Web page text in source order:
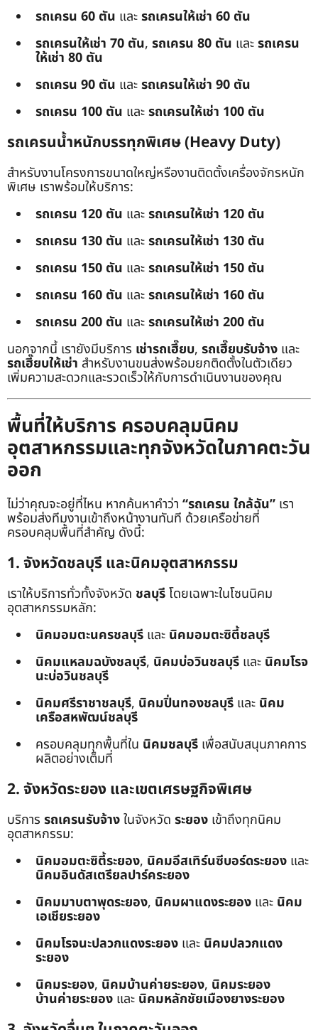
รถเครน 60 ตัน และรถเครนให้เช่า 60 ตัน
รถเครนให้เช่า 70 ตัน, รถเครน 80 ตัน และรถเครน
ให้เช่า 80 ตัน
รถเครน 90 ตัน และรถเครนให้เช่า 90 ตัน
รถเครน 100 ตัน และรถเครนให้เช่า 100 ตัน
รถเครนน้ำหนักบรรทุกพิเศษ (Heavy Duty)
สำหรับงานโครงการขนาดใหญ่หรืองานติดตั้งเครื่องจักรหนัก
พิเศษ เราพร้อมให้บริการ:
รถเครน 120 ตัน และรถเครนให้เช่า 120 ตัน
รถเครน 130 ตัน และรถเครนให้เช่า 130 ตัน
รถเครน 150 ตัน และรถเครนให้เช่า 150 ตัน
รถเครน 160 ตัน และรถเครนให้เช่า 160 ตัน
รถเครน 200 ตัน และรถเครนให้เช่า 200 ตัน
นอกจากนี้ เรายังมีบริการ เช่ารถเฮี๊ยบ, รถเฮี๊ยบรับจ้าง และ
รถเฮี๊ยบให้เช่า สำหรับงานขนส่งพร้อมยกติดตั้งในตัวเดียว
เพิ่มความสะดวกและรวดเร็วให้กับการดำเนินงานของคุณ
พื้นที่ให้บริการ ครอบคลุมนิคม
อุตสาหกรรมและทุกจังหวัดในภาคตะวัน
ออก
ไม่ว่าคุณจะอยู่ที่ไหน หากค้นหาคำว่า “รถเครน ใกล้ฉัน” เรา
พร้อมส่งทีมงานเข้าถึงหน้างานทันที ด้วยเครือข่ายที่
ครอบคลุมพื้นที่สำคัญ ดังนี้:
1. จังหวัดชลบุรี และนิคมอุตสาหกรรม
เราให้บริการทั่วทั้งจังหวัด ชลบุรีโดยเฉพาะในโซนนิคม
อุตสาหกรรมหลัก:
นิคมอมตะนครชลบุรี และ นิคมอมตะซิตี้ชลบุรี
นิคมแหลมฉบังชลบุรี, นิคมบ่อวินชลบุรี และ นิคมโรจ
นะบ่อวินชลบุรี
นิคมศรีราชาชลบุรี, นิคมปิ่นทองชลบุรี และ นิคม
เครือสหพัฒน์ชลบุรี
ครอบคลุมทุกพื้นที่ใน นิคมชลบุรี เพื่อสนับสนุนภาคการ
ผลิตอย่างเต็มที่
2. จังหวัดระยอง และเขตเศรษฐกิจพิเศษ
บริการ รถเครนรับจ้างในจังหวัด ระยอง เข้าถึงทุกนิคม
อุตสาหกรรม:
นิคมอมตะซิตี้ระยอง, นิคมอีสเทิร์นซีบอร์ดระยอง และ
นิคมอินดัสเตรียลปาร์คระยอง
นิคมมาบตาพุดระยอง, นิคมผาแดงระยอง และ นิคม
เอเชียระยอง
นิคมโรจนะปลวกแดงระยอง และ นิคมปลวกแดง
ระยอง
นิคมระยอง, นิคมบ้านค่ายระยอง, นิคมระยอง
บ้านค่ายระยอง และ นิคมหลักชัยเมืองยางระยอง